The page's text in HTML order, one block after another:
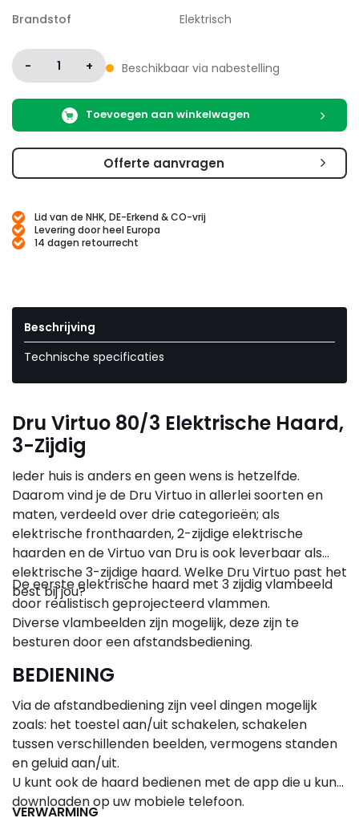
Brandstof
Elektrisch
- 1 + Beschikbaar via nabestelling
Toevoegen aan winkelwagen
Offerte aanvragen
Lid van de NHK, DE-Erkend & CO-vrij
Levering door heel Europa
14 dagen retourrecht
Beschrijving
Technische specificaties
Dru Virtuo 80/3 Elektrische Haard,
3-Zijdig
Ieder huis is anders en geen wens is hetzelfde.
Daarom vind je de Dru Virtuo in allerlei soorten en
maten, verdeeld over drie categorieën; als
elektrische fronthaarden, 2-zijdige elektrische
haarden en de Virtuo van Dru is ook leverbaar als
elektrische 3-zijdige haard. Welke Dru Virtuo past het
best bij jou?
De eerste elektrische haard met 3 zijdig vlambeeld
door realistisch geprojecteerd vlammen.
Diverse vlambeelden zijn mogelijk, deze zijn te
besturen door een afstandsbediening.
BEDIENING
Via de afstandbediening zijn veel dingen mogelijk
zoals: het toestel aan/uit schakelen, schakelen
tussen verschillenden beelden, vermogens standen
en geluid aan/uit.
U kunt ook de haard bedienen met de app die u kunt
downloaden op uw mobiele telefoon.
VERWARMING